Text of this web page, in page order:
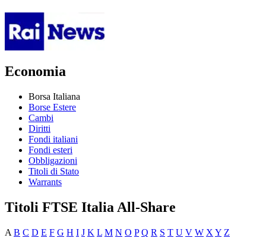
Economia
Borsa Italiana
Borse Estere
Cambi
Diritti
Fondi italiani
Fondi esteri
Obbligazioni
Titoli di Stato
Warrants
Titoli FTSE Italia All-Share
A B C D E F G H I J K L M N O P Q R S T U V W X Y Z